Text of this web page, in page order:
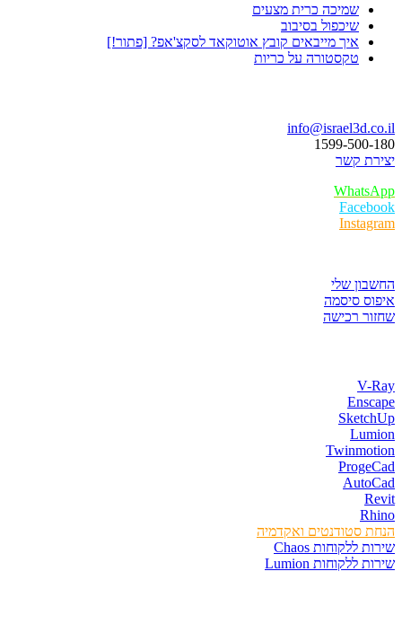
שמיכה כרית מצעים
שיכפול בסיבוב
איך מייבאים קובץ אוטוקאד לסקצ'אפ? [פתור!]
טקסטורה על כריות
info@israel3d.co.il
1599-500-180
יצירת קשר
WhatsApp
Facebook
Instagram
החשבון שלי
איפוס סיסמה
שחזור רכישה
V-Ray
Enscape
SketchUp
Lumion
Twinmotion
ProgeCad
AutoCad
Revit
Rhino
הנחת סטודנטים ואקדמיה
שירות ללקוחות Chaos
שירות ללקוחות Lumion